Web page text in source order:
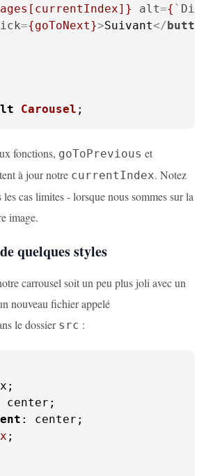
alt={ `
={goToNext}>Suivant</
Carousel ;
fonctions, goToPrevious et
à jour notre currentIndex. Notez
cas limites - lorsque nous sommes sur la
image.
quelques styles
carrousel soit un peu plus joli avec un
nouveau fichier appelé
le dossier src :
;